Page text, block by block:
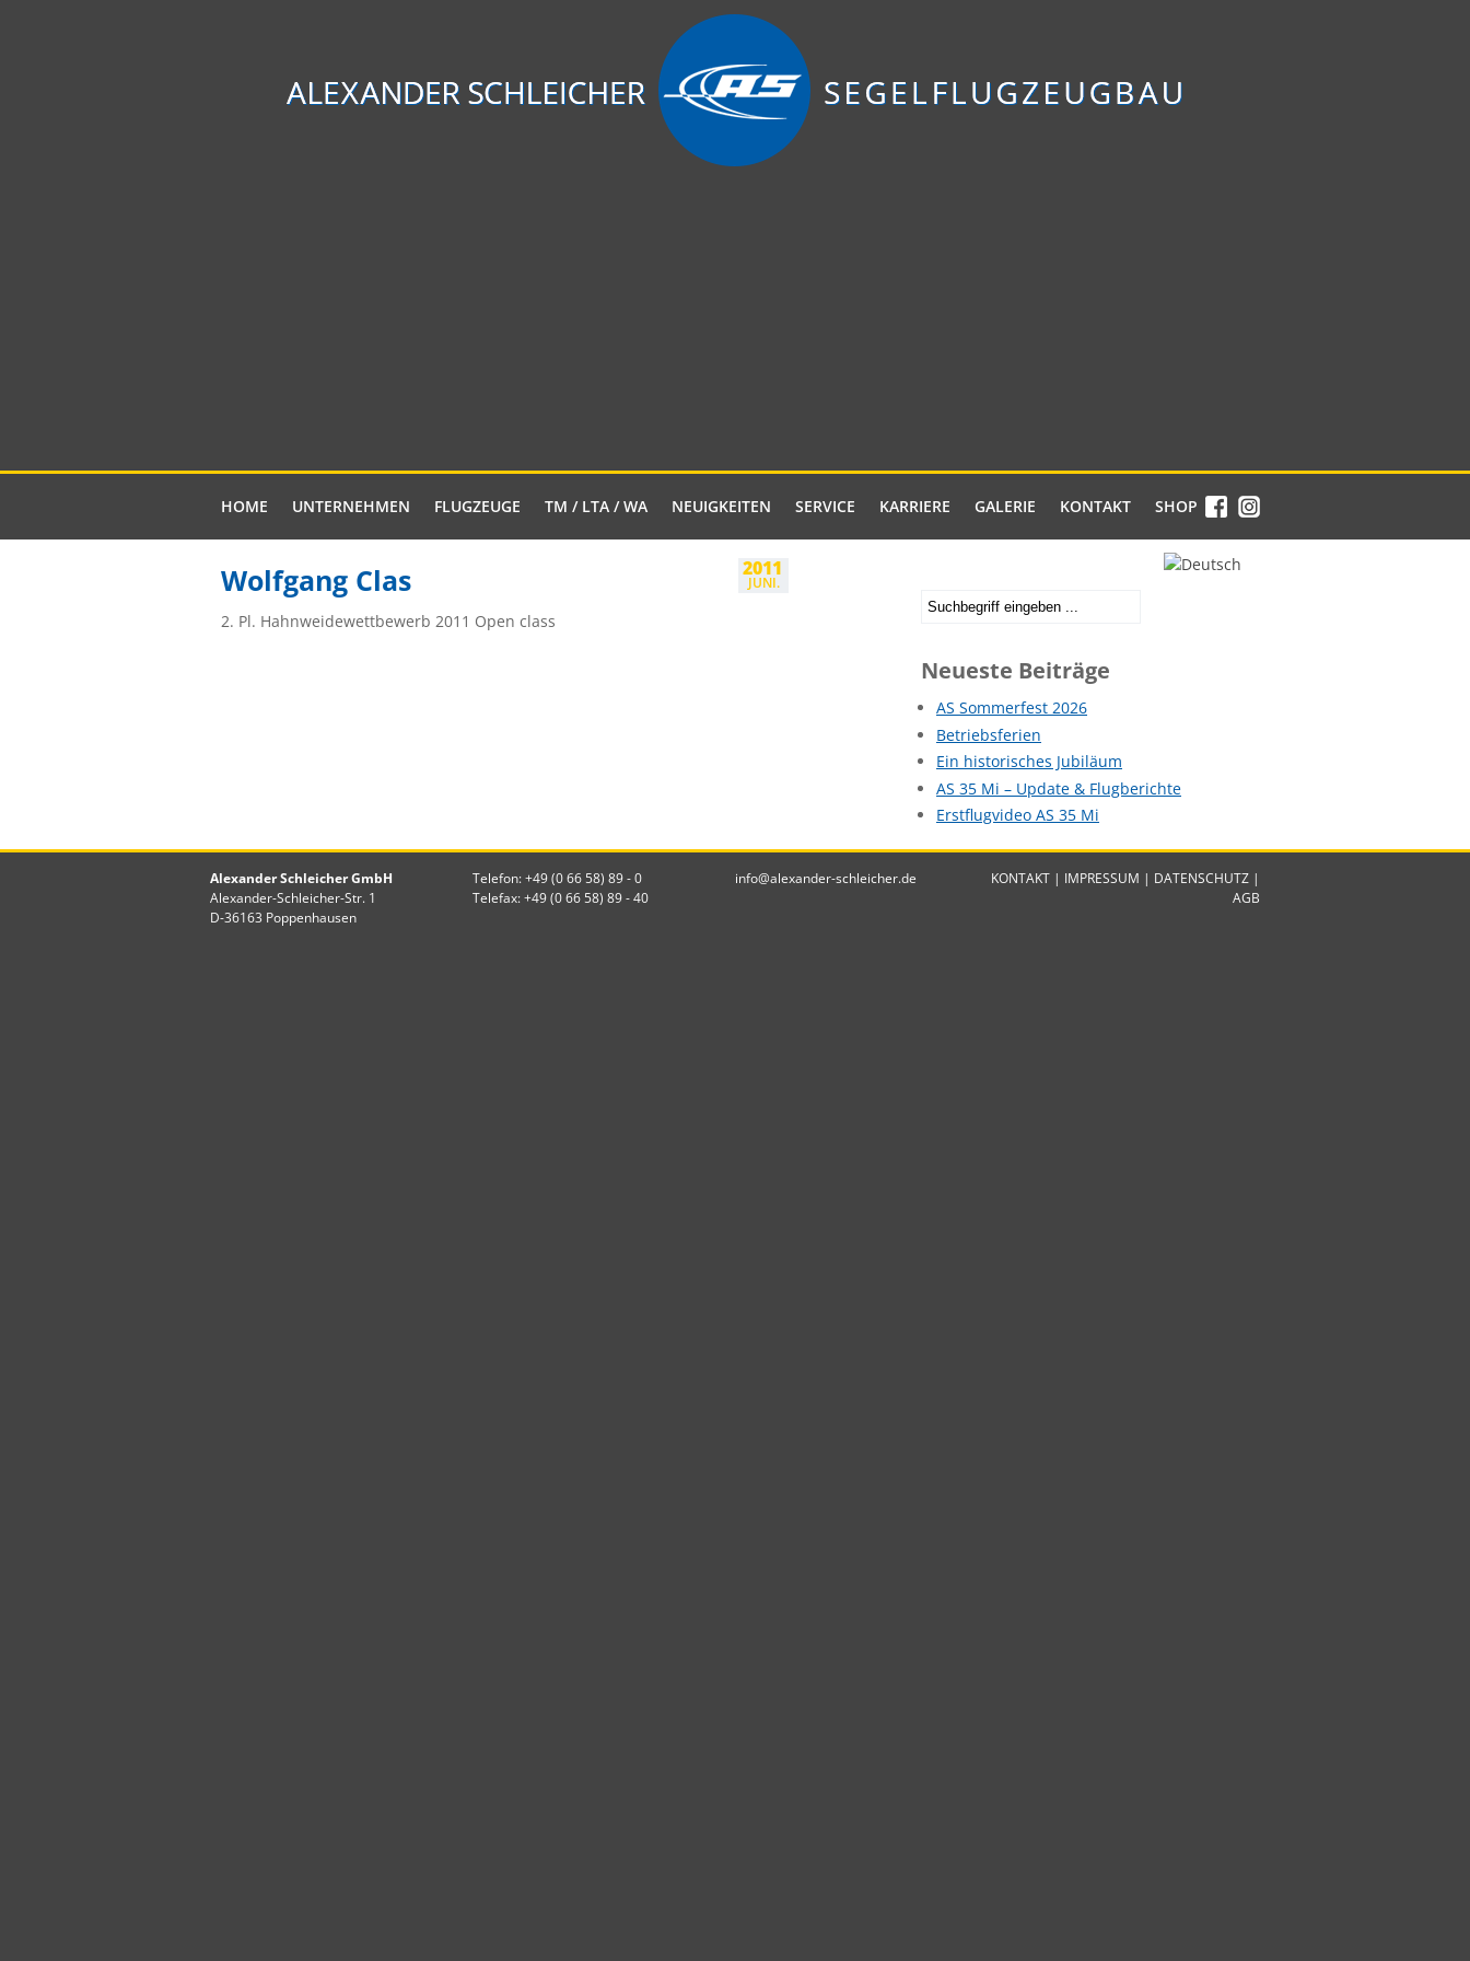
HOME UNTERNEHMEN FLUGZEUGE TM / LTA / WA NEUIGKEITEN SERVICE KARRIERE GALERIE KONTAKT SHOP
2011
JUNI.
Wolfgang Clas
2. Pl. Hahnweidewettbewerb 2011 Open class
Neueste Beiträge
AS Sommerfest 2026
Betriebsferien
Ein historisches Jubiläum
AS 35 Mi – Update & Flugberichte
Erstflugvideo AS 35 Mi
Alexander Schleicher GmbH
Alexander-Schleicher-Str. 1
D-36163 Poppenhausen
Telefon: +49 (0 66 58) 89 - 0
Telefax: +49 (0 66 58) 89 - 40
info@alexander-schleicher.de KONTAKT | IMPRESSUM | DATENSCHUTZ |
AGB